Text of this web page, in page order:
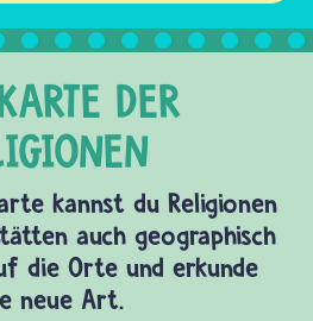
kannst du Religionen
auch geographisch
die Orte und erkunde
neue Art.